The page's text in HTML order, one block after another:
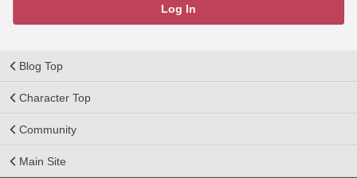
Log In
Blog Top
Character Top
Community
Main Site